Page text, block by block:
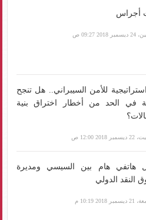
أجراس
2018 09:27 ص
للأمن السيبراني.. هل تنجح
في الحد من أخطار اختراق بنية
2018 12:00 ص
هاتفي هام بين السيسي ومديرة
النقد الدولي
2018 10:19 م